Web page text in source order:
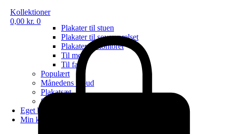
Kollektioner
0,00 kr. 0
Plakater til stuen
Plakater til soveværelset
Plakater til kontoret
Til mor
Til far
Populært
Månedens tilbud
Plakatsæt
Storformat
Eget billede
Min konto